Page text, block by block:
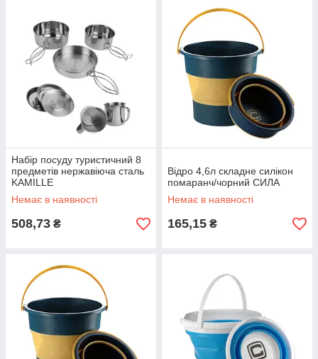
Набір посуду туристичний 8
предметів нержавіюча сталь
KAMILLE
Немає в наявності
508,73 ₴
Відро 4,6л складне силікон
помаранч/чорний СИЛА
Немає в наявності
165,15 ₴